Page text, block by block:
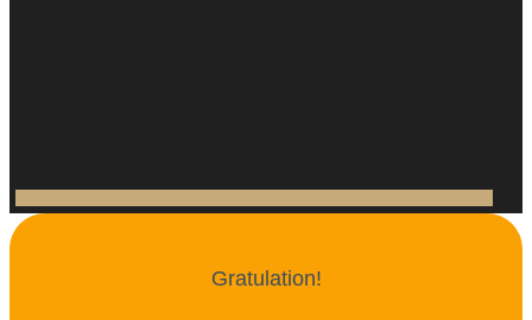
Gratulation!